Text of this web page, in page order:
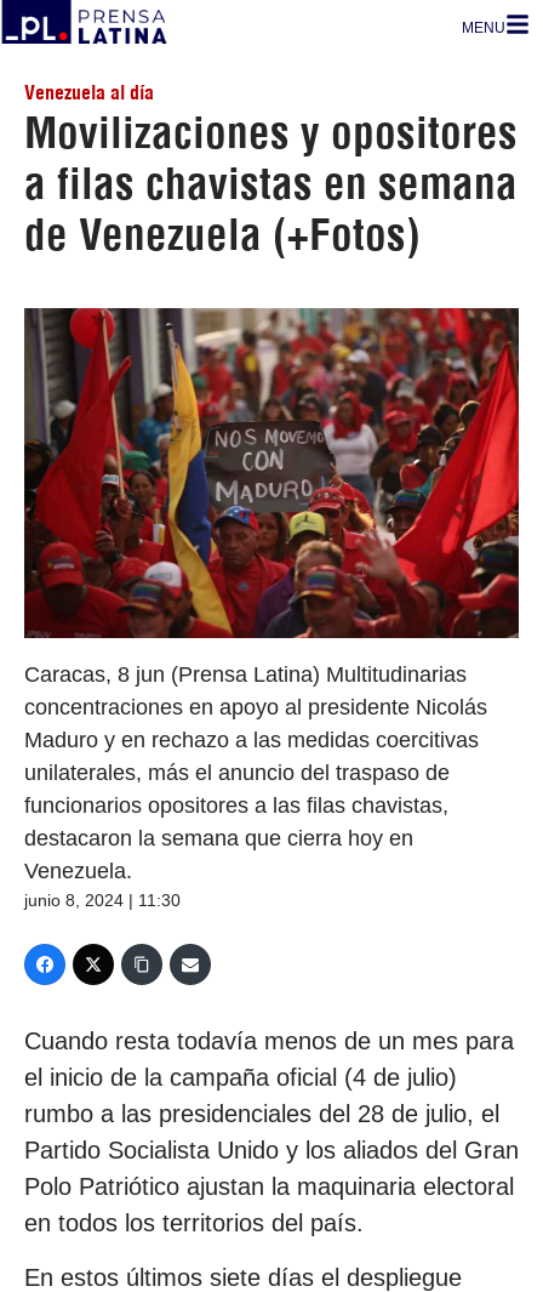
MENU
Venezuela al día
Movilizaciones y opositores
a filas chavistas en semana
de Venezuela (+Fotos)
Caracas, 8 jun (Prensa Latina) Multitudinarias
concentraciones en apoyo al presidente Nicolás
Maduro y en rechazo a las medidas coercitivas
unilaterales, más el anuncio del traspaso de
funcionarios opositores a las filas chavistas,
destacaron la semana que cierra hoy en
Venezuela.
junio 8, 2024 | 11:30
Cuando resta todavía menos de un mes para
el inicio de la campaña oficial (4 de julio)
rumbo a las presidenciales del 28 de julio, el
Partido Socialista Unido y los aliados del Gran
Polo Patriótico ajustan la maquinaria electoral
en todos los territorios del país.
En estos últimos siete días el despliegue